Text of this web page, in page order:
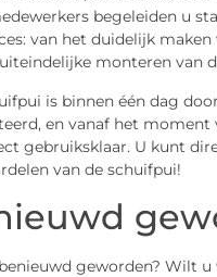
begeleiden u
van het duidelijk maken
monteren van
is binnen één dag
en vanaf het moment
gebruiksklaar. U kunt
van de schuifpui!
geworden? Wilt u